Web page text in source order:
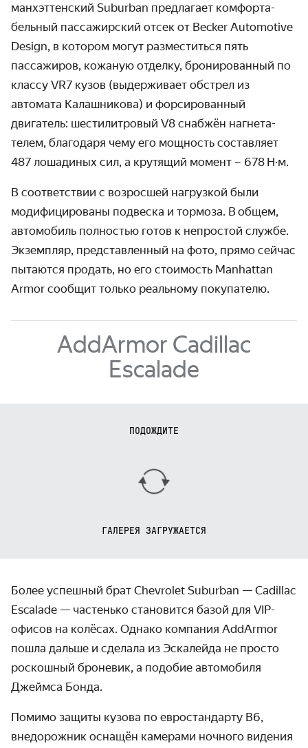
манхэттен­ский Suburban предлагает комфорта­
бельный пассажир­ский отсек от Becker Automotive
Design, в котором могут раз­меститься пять
пассажиров, кожаную отделку, брониро­ванный по
классу VR7 кузов (выдержи­вает обстрел из
автомата Калаш­никова) и форсиро­ванный
двигатель: шестилитровый V8 снабжён нагнета­
телем, благодаря чему его мощность составляет
487 лошадиных сил, а крутящий момент – 678 Н·м.
В соответствии с возросшей нагрузкой были
модифици­рованы подвеска и тормоза. В общем,
автомобиль полностью готов к непростой службе.
Экзем­пляр, представ­ленный на фото, прямо сейчас
пытаются продать, но его стоимость Manhattan
Armor сообщит только реальному покупателю.
AddArmor Cadillac
Escalade
ПОДОЖДИТЕ
ГАЛЕРЕЯ ЗАГРУЖАЕТСЯ
Более успешный брат Chevrolet Suburban — Cadillac
Escalade — частенько становится базой для VIP-
офисов на колёсах. Однако компания AddArmor
пошла дальше и сделала из Эска­лейда не просто
роскошный броневик, а подобие авто­мобиля
Джеймса Бонда.
Помимо защиты кузова по евростандарту В6,
внедорожник оснащён камерами ночного видения